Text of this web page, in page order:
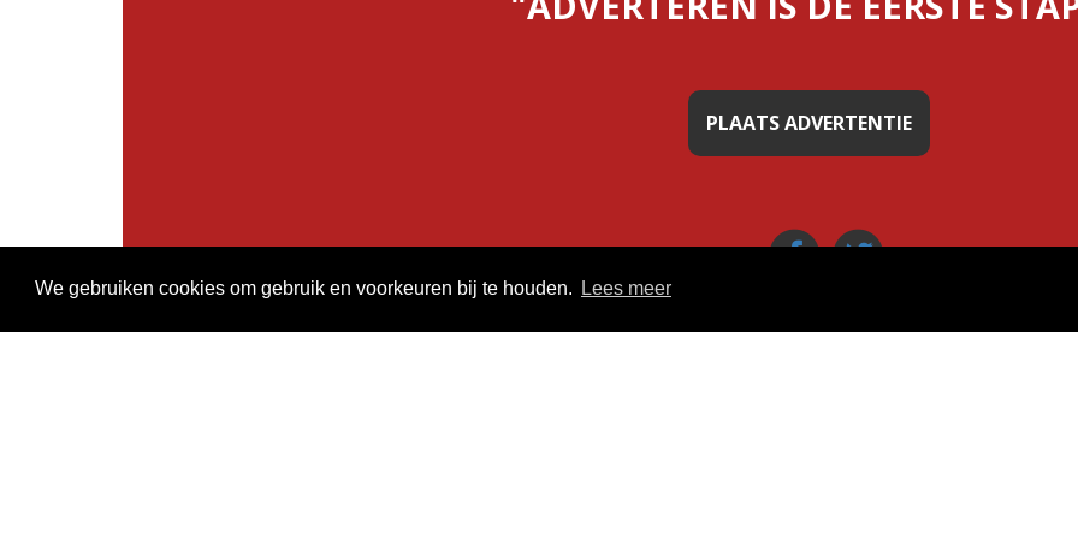
We gebruiken cookies om gebruik en voorkeuren bij te houden. Lees meer
PLAATS ADVERTENTIE
Home